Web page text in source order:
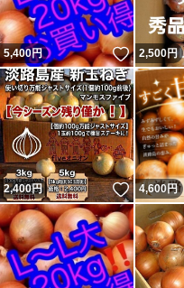
5,400円 いいね
2,500円
2,400円 いいね
4,600円